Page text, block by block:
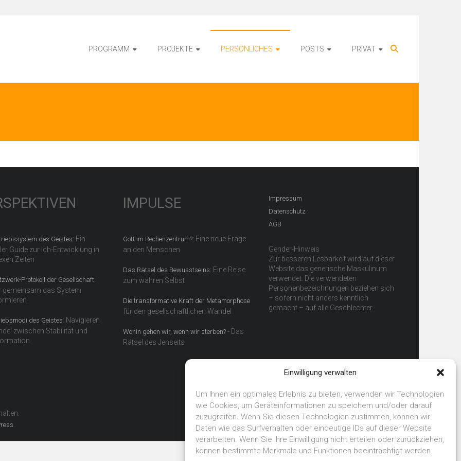
Einwilligung verwalten
Um Ihnen ein optimales Erlebnis zu bieten, verwenden wir Technologien
wie Cookies, um Geräteinformationen zu speichern und/oder darauf
zuzugreifen. Wenn Sie diesen Technologien zustimmen, können wir
Daten wie das Surfverhalten oder eindeutige IDs auf dieser Website
verarbeiten. Wenn Sie Ihre Einwilligung nicht erteilen oder zurückziehen,
können bestimmte Merkmale und Funktionen beeinträchtigt werden.
PROGRAMM PROJEKTE PERSÖNLICHES POSTS PRIVAT
des Geistes: Ein
Guide zur Ich-Entwicklung in
Zeiten
Protokoll der Gesellschaft:
gemeinsam das System
des Geistes: Navigieren
zwischen Stabilität und
IMPULSE
Gott im Rechenzentrum?: Eine neue Frage
an den Menschen
Das Rätsel des Bewusstseins: Eine Reise
zum wahren Selbst
Die transformative Kraft der Metamorphose
für den gesellschaftlichen Wandel
Wohin gehen wir, wenn wir sterben? - Das
Rätsel des Jenseits
Impressum
Datenschutz
AGB
Gender-Hinweis
Zur besseren Lesbarkeit wird auf dieser
Website das generische Maskulinum
verwendet. Die verwendeten
Personenbezeichnungen beziehen sich
– sofern nicht anders kenntlich
gemacht – auf alle Geschlechter.